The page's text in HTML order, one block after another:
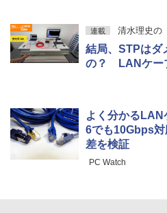
連載 清水理史の
結局、STPは
の？ LANケー
よく分かるLAN
6でも10Gbps対
差を検証
PC Watch